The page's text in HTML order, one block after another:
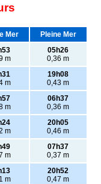
Mer Pleine Mer
m
05h26
0,36 m
m
19h08
0,43 m
m
06h37
0,36 m
m
20h05
0,46 m
m
07h37
0,37 m
m
20h52
0,47 m